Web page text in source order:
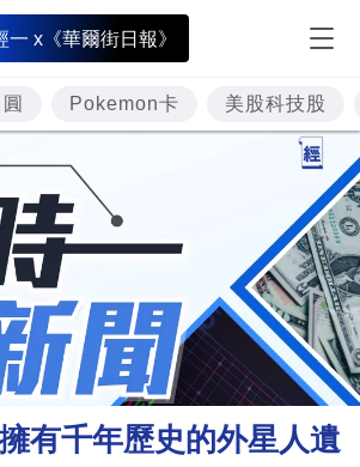
一 x《華爾街日報》
Pokemon卡 美股科技股
有千年歷史的外星人遺